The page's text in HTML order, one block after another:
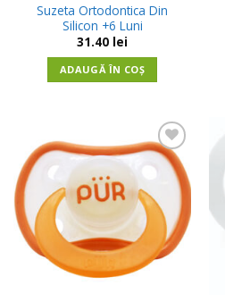
Suzeta Ortodontica Din
Silicon +6 Luni
31.40 lei
ADAUGĂ ÎN COȘ
Adauga
Wishlist